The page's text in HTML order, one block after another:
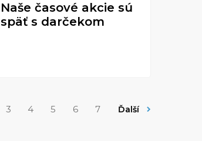
Naše časové akcie sú
späť s darčekom
3 4 5 6 7 Ďalší